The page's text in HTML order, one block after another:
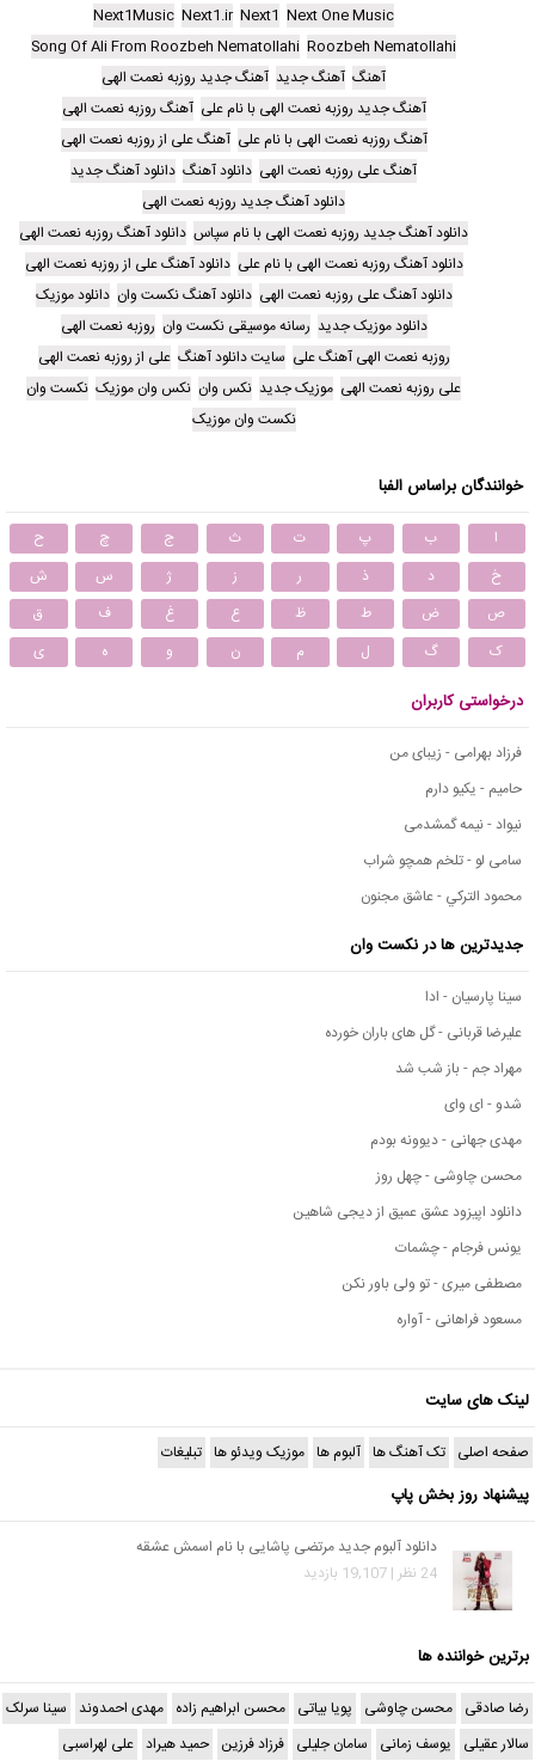
Next One Music
Next1
Next1.ir
Next1Music
Roozbeh Nematollahi
Song Of Ali From Roozbeh Nematollahi
آهنگ آهنگ جدید آهنگ جدید روزبه نعمت الهی
آهنگ جدید روزبه نعمت الهی با نام علی آهنگ روزبه نعمت الهی
آهنگ روزبه نعمت الهی با نام علی آهنگ علی از روزبه نعمت الهی
آهنگ علی روزبه نعمت الهی دانلود آهنگ دانلود آهنگ جدید
دانلود آهنگ جدید روزبه نعمت الهی
دانلود آهنگ جدید روزبه نعمت الهی با نام سپاس دانلود آهنگ روزبه نعمت الهی
دانلود آهنگ روزبه نعمت الهی با نام علی دانلود آهنگ علی از روزبه نعمت الهی
دانلود آهنگ علی روزبه نعمت الهی دانلود آهنگ نکست وان دانلود موزیک
دانلود موزیک جدید رسانه موسیقی نکست وان روزبه نعمت الهی
روزبه نعمت الهی آهنگ علی سایت دانلود آهنگ علی از روزبه نعمت الهی
علی روزبه نعمت الهی موزیک جدید نکس وان نکس وان موزیک نکست وان
نکست وان موزیک
خوانندگان براساس الفبا
ا ب پ ت ث ج چ
ح
خ
د ذ ر ز ژ س
ش
ص
ض ط ظ ع غ ف
ق
ک
گ ل م ن و ه ی
درخواستی کاربران
فرزاد بهرامی - زیبای من
حامیم - یکیو دارم
نیواد - نیمه گمشدمی
سامی لو - تلخم همچو شراب
محمود التركي - عاشق مجنون
جدیدترین ها در نکست وان
سینا پارسیان - ادا
علیرضا قربانی - گل های باران خورده
مهراد جم - باز شب شد
شدو - ای وای
مهدی جهانی - دیوونه بودم
محسن چاوشی - چهل روز
دانلود اپیزود عشق عمیق از دیجی شاهین
یونس فرجام - چشمات
مصطفی میری - تو ولی باور نکن
مسعود فراهانی - آواره
لینک های سایت
صفحه اصلی تک آهنگ ها آلبوم ها موزیک ویدئو ها تبلیغات
پیشنهاد روز بخش پاپ
دانلود آلبوم جدید مرتضی پاشایی با نام اسمش عشقه
24 نظر | 19,107 بازدید
برترین خواننده ها
رضا صادقی محسن چاوشی پویا بیاتی محسن ابراهیم زاده مهدی احمدوند سینا سرلک
سالار عقیلی یوسف زمانی سامان جلیلی فرزاد فرزین حمید هیراد علی لهراسبی